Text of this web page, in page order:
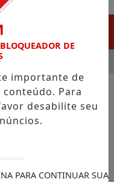
ATUAÇÃO VOLTADA AO
quita
anterior
DE
importante de
Para
desabilite seu
PARA CONTINUAR SUA